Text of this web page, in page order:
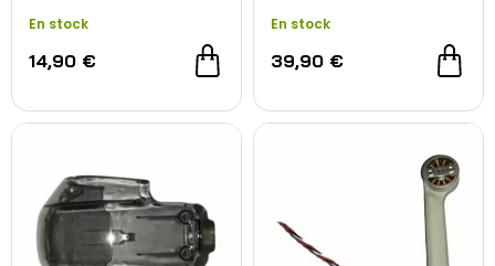
En stock
14,90 €
En stock
39,90 €